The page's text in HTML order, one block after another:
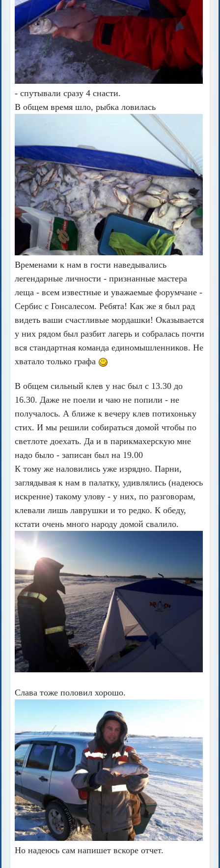
- спутывали сразу 4 снасти.
В общем время шло, рыбка ловилась
Временами к нам в гости наведывались
легендарные личности - признанные мастера
леща - всем известные и уважаемые форумчане -
Сербис с Гонсалесом. Ребята! Как же я был рад
видеть ваши счастливые мордашки! Оказывается
у них рядом был разбит лагерь и собралась почти
вся стандартная команда единомышленников. Не
хватало только графа
В общем сильный клев у нас был с 13.30 до
16.30. Даже не поели и чаю не попили - не
получалось. А ближе к вечеру клев потихоньку
стих. И мы решили собираться домой чтобы по
светлоте доехать. Да и в парикмахерскую мне
надо было - записан был на 19.00
К тому же наловились уже изрядно. Парни,
заглядывая к нам в палатку, удивлялись (надеюсь
искренне) такому улову - у них, по разговорам,
клевали лишь лаврушки и то редко. К обеду,
кстати очень много народу домой свалило.
Слава тоже половил хорошо.
Но надеюсь сам напишет вскоре отчет.